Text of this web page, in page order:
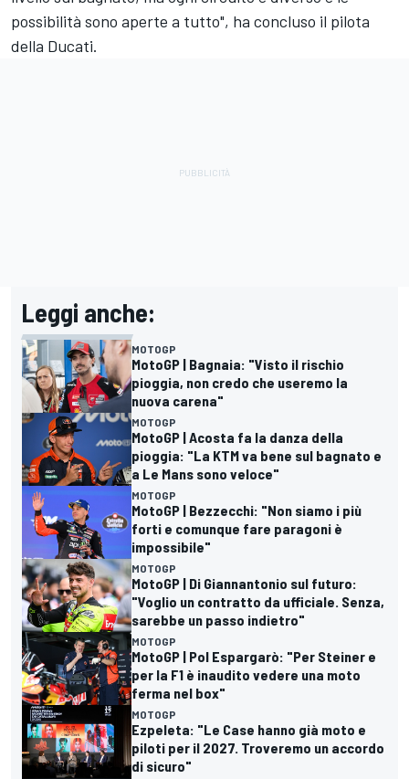
possibilità sono aperte a tutto", ha concluso il pilota
della Ducati.
Leggi anche:
MOTOGP
MotoGP | Bagnaia: "Visto il rischio
pioggia, non credo che useremo la
nuova carena"
MOTOGP
MotoGP | Acosta fa la danza della
pioggia: "La KTM va bene sul bagnato e
a Le Mans sono veloce"
MOTOGP
MotoGP | Bezzecchi: "Non siamo i più
forti e comunque fare paragoni è
impossibile"
MOTOGP
MotoGP | Di Giannantonio sul futuro:
"Voglio un contratto da ufficiale. Senza,
sarebbe un passo indietro"
MOTOGP
MotoGP | Pol Espargarò: "Per Steiner e
per la F1 è inaudito vedere una moto
ferma nel box"
MOTOGP
Ezpeleta: "Le Case hanno già moto e
piloti per il 2027. Troveremo un accordo
di sicuro"